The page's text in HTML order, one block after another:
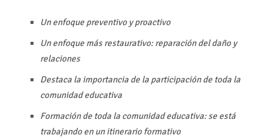
Un enfoque preventivo y proactivo
Un enfoque más restaurativo: reparación del daño y
relaciones
Destaca la importancia de la participación de toda la
comunidad educativa
Formación de toda la comunidad educativa: se está
trabajando en un itinerario formativo